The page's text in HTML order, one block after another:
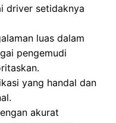
driver setidaknya
luas dalam
pengemudi
yang handal dan
akurat